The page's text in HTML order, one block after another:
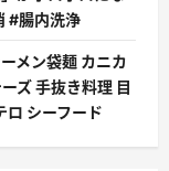
#腸内洗浄
メン袋麺 カニカ
ズ 手抜き料理 目
シーフード